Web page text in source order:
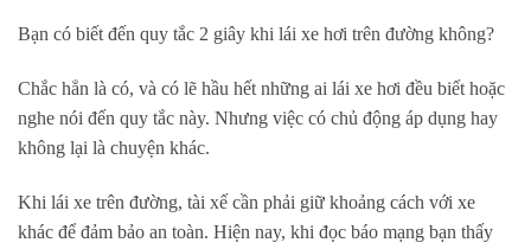
Bạn có biết đến quy tắc 2 giây khi lái xe hơi trên đường không?
Chắc hẳn là có, và có lẽ hầu hết những ai lái xe hơi đều biết hoặc
nghe nói đến quy tắc này. Nhưng việc có chủ động áp dụng hay
không lại là chuyện khác.
Khi lái xe trên đường, tài xế cần phải giữ khoảng cách với xe
khác để đảm bảo an toàn. Hiện nay, khi đọc báo mạng bạn thấy